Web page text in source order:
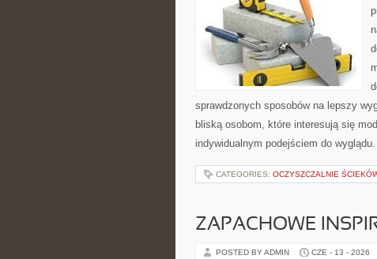
sprawdzonych sposobów na lepszy
bliską osobom, które interesują się
indywidualnym podejściem do
CATEGORIES: OCZYSZCZALNIE
ZAPACHOWE
POSTED BY ADMIN CZE - 13 - 2026